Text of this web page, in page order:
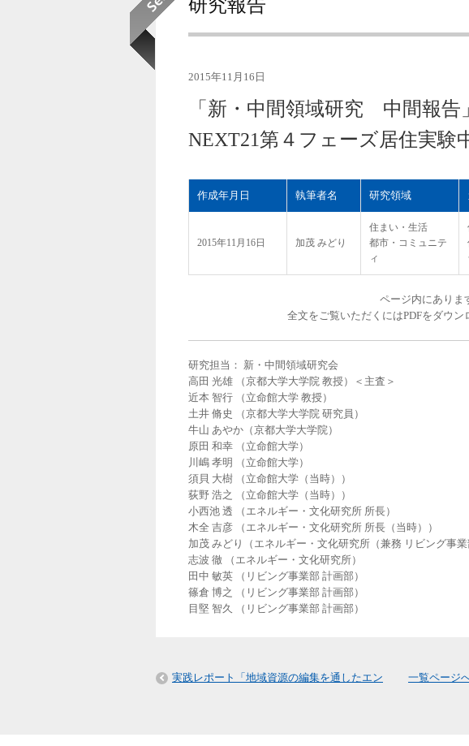
研究報告
2015年11月16日
「新・中間領域研究 中間報告
NEXT21第４フェーズ居住実験
作成年月日 執筆者名 研究領域
2015年11月16日 加茂 みどり
住まい・生活
都市・コミュニテ
ィ
ページ内にありま
全文をご覧いただくにはPDFをダウン
研究担当： 新・中間領域研究会
高田 光雄 （京都大学大学院 教授）＜主査＞
近本 智行 （立命館大学 教授）
土井 脩史 （京都大学大学院 研究員）
牛山 あやか（京都大学大学院）
原田 和幸 （立命館大学）
川嶋 孝明 （立命館大学）
須貝 大樹 （立命館大学（当時））
荻野 浩之 （立命館大学（当時））
小西池 透 （エネルギー・文化研究所 所長）
木全 吉彦 （エネルギー・文化研究所 所長（当時））
加茂 みどり（エネルギー・文化研究所（兼務 リビング事業
志波 徹 （エネルギー・文化研究所）
田中 敏英 （リビング事業部 計画部）
篠倉 博之 （リビング事業部 計画部）
目堅 智久 （リビング事業部 計画部）
実践レポート「地域資源の編集を通したエン 一覧ページ